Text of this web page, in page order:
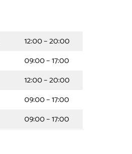
12:00 – 20:00
09:00 – 17:00
12:00 – 20:00
09:00 – 17:00
09:00 – 17:00